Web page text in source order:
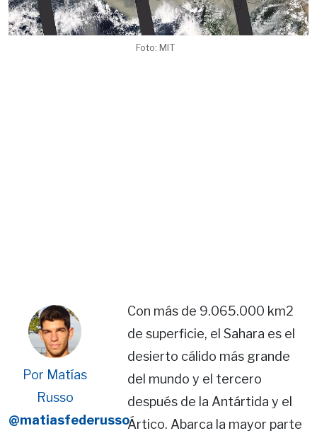
Foto: MIT
Por Matías
Russo
@matiasfederusso
Con más de 9.065.000 km2
de superficie, el Sahara es el
desierto cálido más grande
del mundo y el tercero
después de la Antártida y el
Ártico. Abarca la mayor parte